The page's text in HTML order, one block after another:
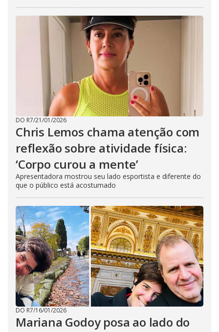
DO R7/21/01/2026
Chris Lemos chama atenção com
reflexão sobre atividade física:
‘Corpo curou a mente’
Apresentadora mostrou seu lado esportista e diferente do
que o público está acostumado
DO R7/16/01/2026
Mariana Godoy posa ao lado do